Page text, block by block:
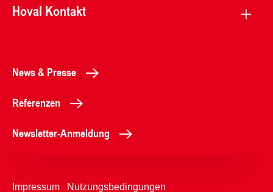
Hoval Kontakt
News & Presse
Referenzen
Newsletter-Anmeldung
Impressum Nutzungsbedingungen